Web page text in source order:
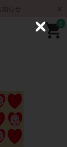
らせ
0
C